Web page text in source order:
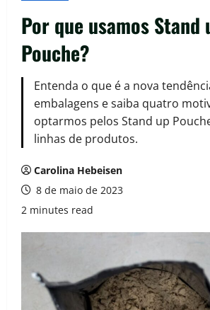
Por que usamos Stand
Pouche?
Entenda o que é a nova
embalagens e saiba quatro
optarmos pelos Stand up
linhas de produtos.
Carolina Hebeisen
8 de maio de 2023
2 minutes read